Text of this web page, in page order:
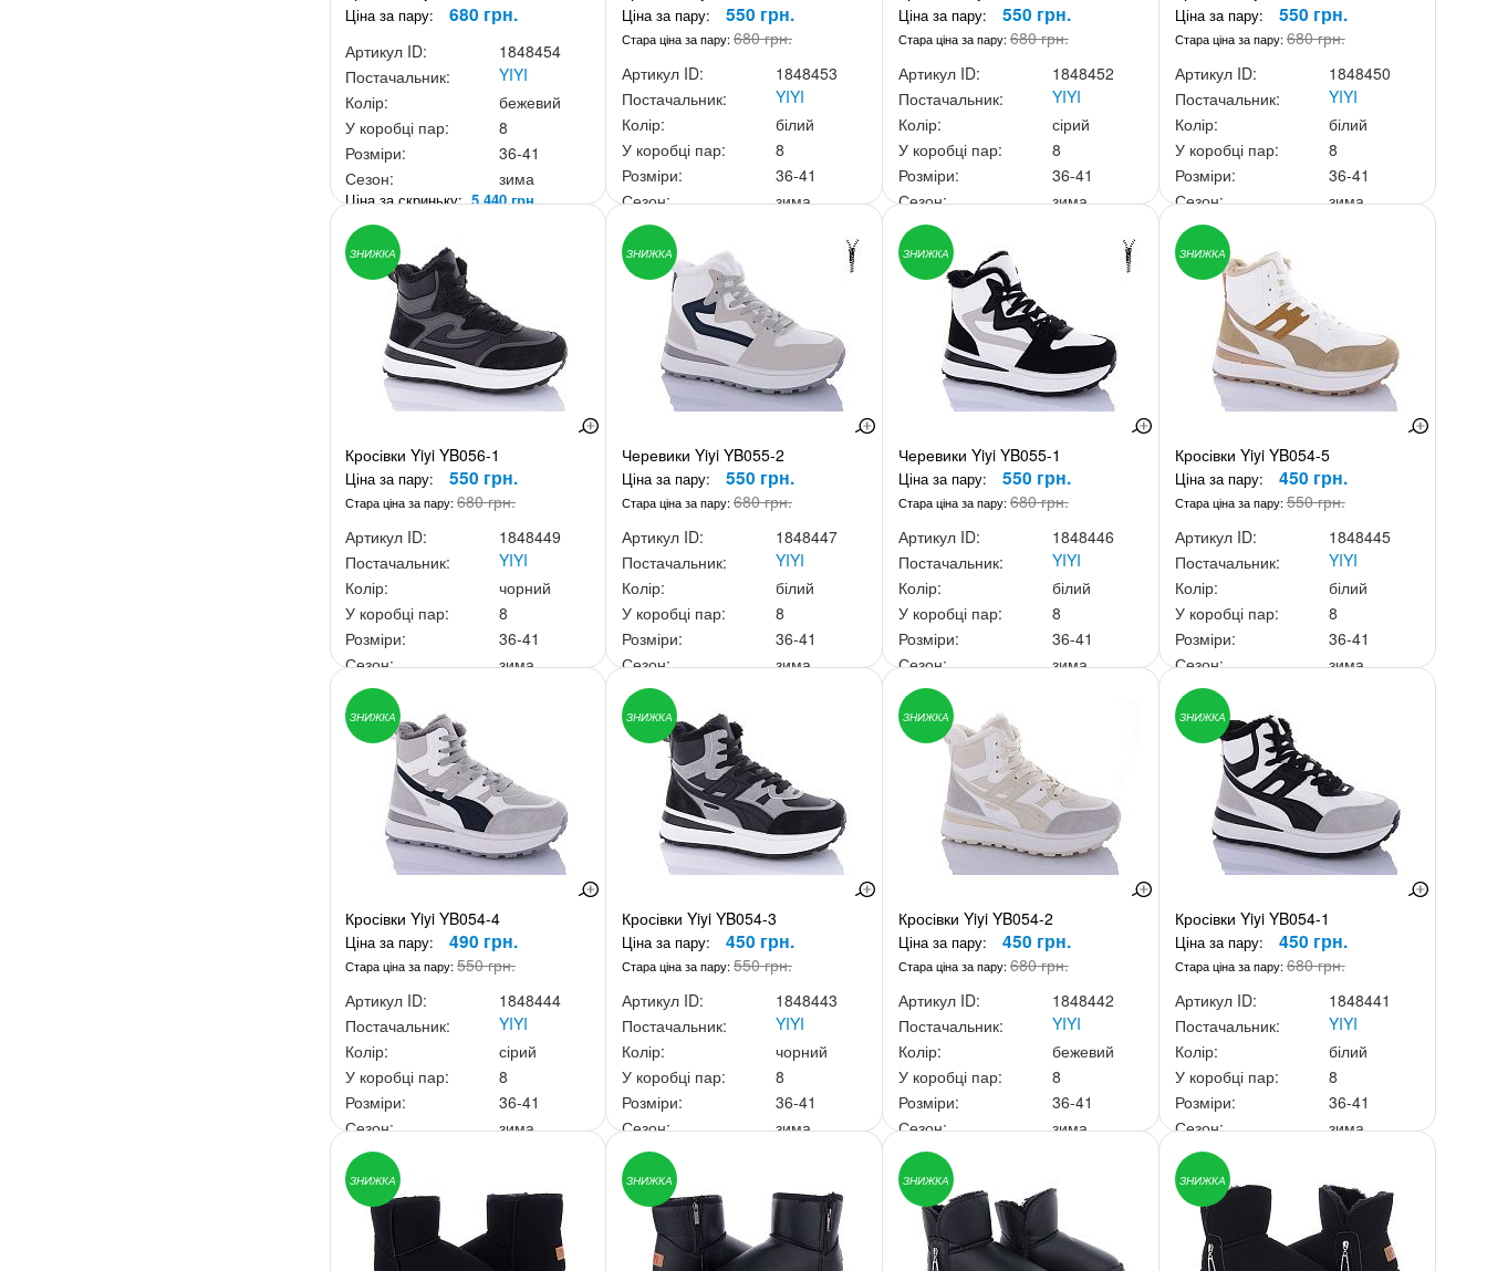
Ціна за пару: 680 грн.
Артикул ID:
1848454
Постачальник:
YIYI
Колір:
бежевий
У коробці пар:
8
Розміри:
36-41
Сезон:
зима
Ціна за скриньку:5 440 грн.
Ціна за пару: 550 грн.
Стара ціна за пару: 680 грн.
Артикул ID:
1848453
Постачальник:
YIYI
Колір:
білий
У коробці пар:
8
Розміри:
36-41
Сезон:
зима
Ціна за скриньку:
Ціна за пару: 550 грн.
Стара ціна за пару: 680 грн.
Артикул ID:
1848452
Постачальник:
YIYI
Колір:
сірий
У коробці пар:
8
Розміри:
36-41
Сезон:
зима
Ціна за скриньку:
Ціна за пару: 550 грн.
Стара ціна за пару:680 грн.
Артикул ID:
1848450
Постачальник:
YIYI
Колір:
білий
У коробці пар:
8
Розміри:
36-41
Сезон:
зима
Ціна за скриньку:
ЗНИЖКА
Кросівки Yiyi YB056-1
Ціна за пару: 550 грн.
Стара ціна за пару:680 грн.
Артикул ID:
1848449
Постачальник:
YIYI
Колір:
чорний
У коробці пар:
8
Розміри:
36-41
Сезон:
зима
Ціна за скриньку:
ЗНИЖКА
Черевики Yiyi YB055-2
Ціна за пару: 550 грн.
Стара ціна за пару: 680 грн.
Артикул ID:
1848447
Постачальник:
YIYI
Колір:
білий
У коробці пар:
8
Розміри:
36-41
Сезон:
зима
Ціна за скриньку:
ЗНИЖКА
Черевики Yiyi YB055-1
Ціна за пару: 550 грн.
Стара ціна за пару: 680 грн.
Артикул ID:
1848446
Постачальник:
YIYI
Колір:
білий
У коробці пар:
8
Розміри:
36-41
Сезон:
зима
Ціна за скриньку:
ЗНИЖКА
Кросівки Yiyi YB054-5
Ціна за пару: 450 грн.
Стара ціна за пару:550 грн.
Артикул ID:
1848445
Постачальник:
YIYI
Колір:
білий
У коробці пар:
8
Розміри:
36-41
Сезон:
зима
Ціна за скриньку:
ЗНИЖКА
Кросівки Yiyi YB054-4
Ціна за пару: 490 грн.
Стара ціна за пару:550 грн.
Артикул ID:
1848444
Постачальник:
YIYI
Колір:
сірий
У коробці пар:
8
Розміри:
36-41
Сезон:
зима
Ціна за скриньку:
ЗНИЖКА
Кросівки Yiyi YB054-3
Ціна за пару: 450 грн.
Стара ціна за пару: 550 грн.
Артикул ID:
1848443
Постачальник:
YIYI
Колір:
чорний
У коробці пар:
8
Розміри:
36-41
Сезон:
зима
Ціна за скриньку:
ЗНИЖКА
Кросівки Yiyi YB054-2
Ціна за пару: 450 грн.
Стара ціна за пару: 680 грн.
Артикул ID:
1848442
Постачальник:
YIYI
Колір:
бежевий
У коробці пар:
8
Розміри:
36-41
Сезон:
зима
Ціна за скриньку:
ЗНИЖКА
Кросівки Yiyi YB054-1
Ціна за пару: 450 грн.
Стара ціна за пару:680 грн.
Артикул ID:
1848441
Постачальник:
YIYI
Колір:
білий
У коробці пар:
8
Розміри:
36-41
Сезон:
зима
Ціна за скриньку:
ЗНИЖКА ЗНИЖКА ЗНИЖКА ЗНИЖКА